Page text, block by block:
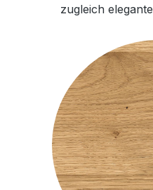
zugleich